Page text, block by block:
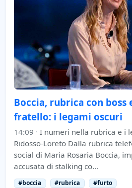
Boccia, rubrica con boss
fratello: i legami oscuri
14:09 · I numeri nella rubrica e i
Ridosso-Loreto Dalla rubrica
social di Maria Rosaria Boccia,
accusata di stalking co…
#boccia #rubrica #furto